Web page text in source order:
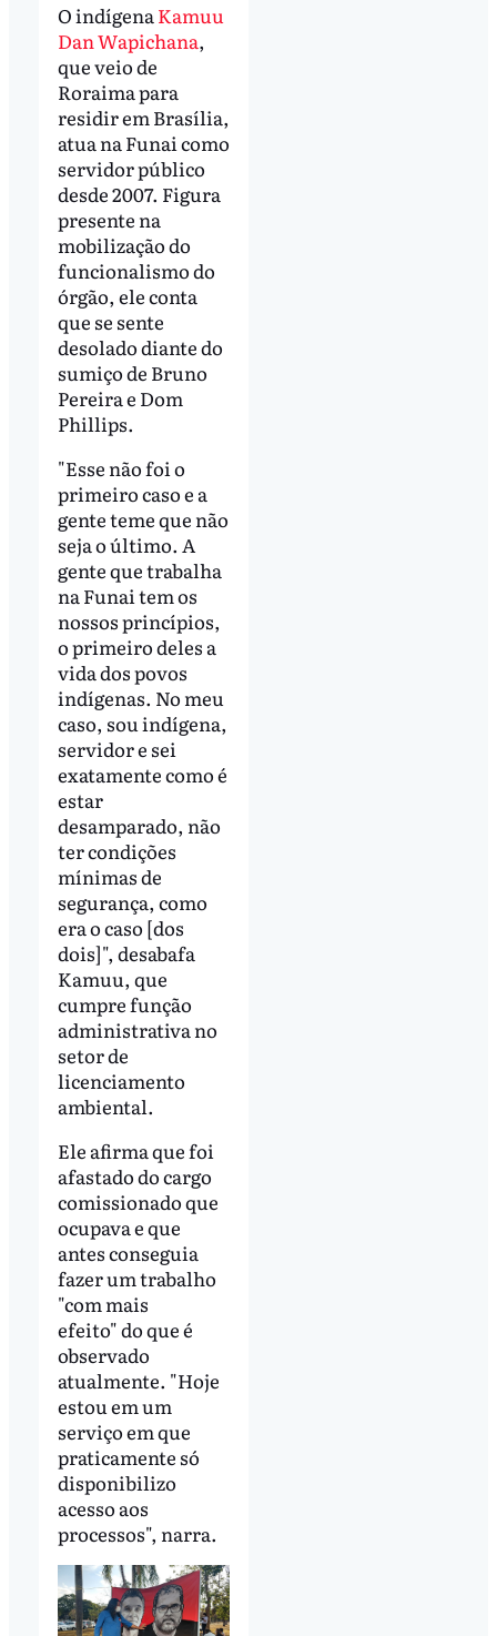
O indígenaKamuu
Dan Wapichana,
que veio de
Roraima para
residir em Brasília,
atua na Funai como
servidor público
desde 2007. Figura
presente na
mobilização do
funcionalismo do
órgão, ele conta
que se sente
desolado diante do
sumiço de Bruno
Pereira e Dom
Phillips.
"Esse não foi o
primeiro caso e a
gente teme que não
seja o último. A
gente que trabalha
na Funai tem os
nossos princípios,
o primeiro deles a
vida dos povos
indígenas. No meu
caso, sou indígena,
servidor e sei
exatamente como é
estar
desamparado, não
ter condições
mínimas de
segurança, como
era o caso [dos
dois]", desabafa
Kamuu, que
cumpre função
administrativa no
setor de
licenciamento
ambiental.
Ele afirma que foi
afastado do cargo
comissionado que
ocupava e que
antes conseguia
fazer um trabalho
"com mais
efeito" do que é
observado
atualmente. "Hoje
estou em um
serviço em que
praticamente só
disponibilizo
acesso aos
processos", narra.